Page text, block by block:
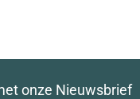
onze Nieuwsbrief